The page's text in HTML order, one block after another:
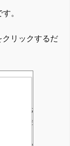
。
クリックするだ